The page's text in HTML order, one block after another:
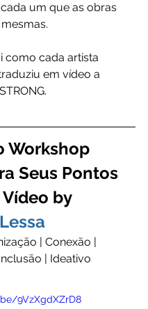
um que as obras
como cada artista
em vídeo a
Workshop
Seus Pontos
by
| Conexão |
| Ideativo
9VzXgdXZrD8